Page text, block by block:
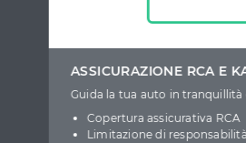
ASSICURAZIONE RCA E
Guida la tua auto in tranquillità
Copertura assicurativa RCA
Limitazione di